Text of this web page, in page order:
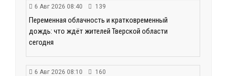
6 Авг 2026 08:40 139
Переменная облачность и кратковременный
дождь: что ждёт жителей Тверской области
сегодня
6 Авг 2026 08:10 160